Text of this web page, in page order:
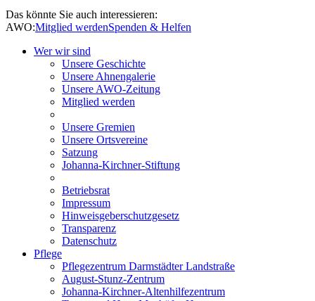
Das könnte Sie auch interessieren:
AWO:Mitglied werdenSpenden & Helfen
Wer wir sind
Unsere Geschichte
Unsere Ahnengalerie
Unsere AWO-Zeitung
Mitglied werden
Unsere Gremien
Unsere Ortsvereine
Satzung
Johanna-Kirchner-Stiftung
Betriebsrat
Impressum
Hinweisgeberschutzgesetz
Transparenz
Datenschutz
Pflege
Pflegezentrum Darmstädter Landstraße
August-Stunz-Zentrum
Johanna-Kirchner-Altenhilfezentrum